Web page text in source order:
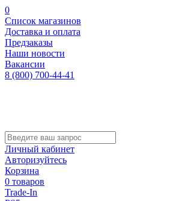
0
Список магазинов
Доставка и оплата
Предзаказы
Наши новости
Вакансии
8 (800) 700-44-41
Личный кабинет
Авторизуйтесь
Корзина
0 товаров
Trade-In